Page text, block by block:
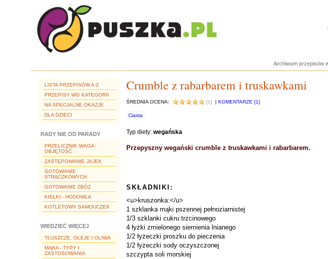
Archiwum przepisów
LISTA PRZEPISÓW A-Z
PRZEPISY WG KATEGORII
NA SPECJALNE OKAZJE
DLA DZIECI
RADY NIE OD PARADY
PRZELICZNIK WAGA-
OBJĘTOŚĆ
ZASTĘPOWANIE JAJEK
GOTOWANIE
STRĄCZKOWYCH
GOTOWANIE ZBÓŻ
KIEŁKI - HODOWLA
KOTLETOWY SAMOUCZEK
WIEDZIEĆ WIĘCEJ
TŁUSZCZE, OLEJE I OLIWA
MĄKA - TYPY I
ZASTOSOWANIA
Crumble z rabarbarem i truskawkami
ŚREDNIA OCENA: [1] | KOMENTARZE [1]
Ciasta
Typ diety: wegańska
Przepyszny wegański crumble z truskawkami i rabarbarem.
SKŁADNIKI:
<u>kruszonka:</u>
1 szklanka mąki pszennej pełnoziarnistej
1/3 szklanki cukru trzcinowego
4 łyżki zmielonego siemienia lnianego
1/2 łyżeczki proszku do pieczenia
1/2 łyżeczki sody oczyszczonej
szczypta soli morskiej